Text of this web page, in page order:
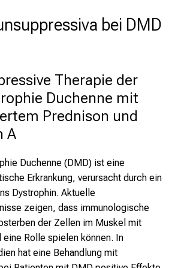
bei DMD
Therapie der
Duchenne mit
Prednison und
A
Duchenne (DMD) ist eine
Erkrankung, verursacht durch ein
Dystrophin. Aktuelle
zeigen, dass immunologische
der Zellen im Muskel mit
eine Rolle spielen können. In
hat eine Behandlung mit